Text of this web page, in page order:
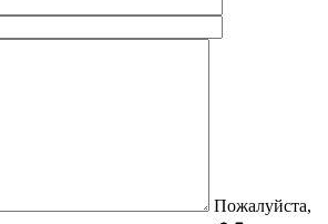
Пожалуйста,